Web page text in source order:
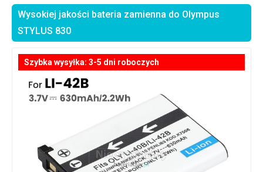
Wysokiej jakości bateria zamienna do Olympus
STYLUS 830
Szybka wysyłka: 3-5 dni roboczych